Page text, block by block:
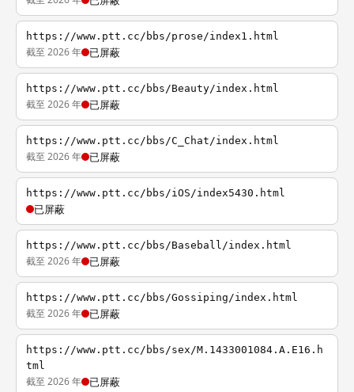
https://www.ptt.cc/bbs/prose/index1.html
截至 2026 年 已屏蔽
https://www.ptt.cc/bbs/Beauty/index.html
截至 2026 年 已屏蔽
https://www.ptt.cc/bbs/C_Chat/index.html
截至 2026 年 已屏蔽
https://www.ptt.cc/bbs/iOS/index5430.html
已屏蔽
https://www.ptt.cc/bbs/Baseball/index.html
截至 2026 年 已屏蔽
https://www.ptt.cc/bbs/Gossiping/index.html
截至 2026 年 已屏蔽
https://www.ptt.cc/bbs/sex/M.1433001084.A.E16.h
tml
截至 2026 年 已屏蔽